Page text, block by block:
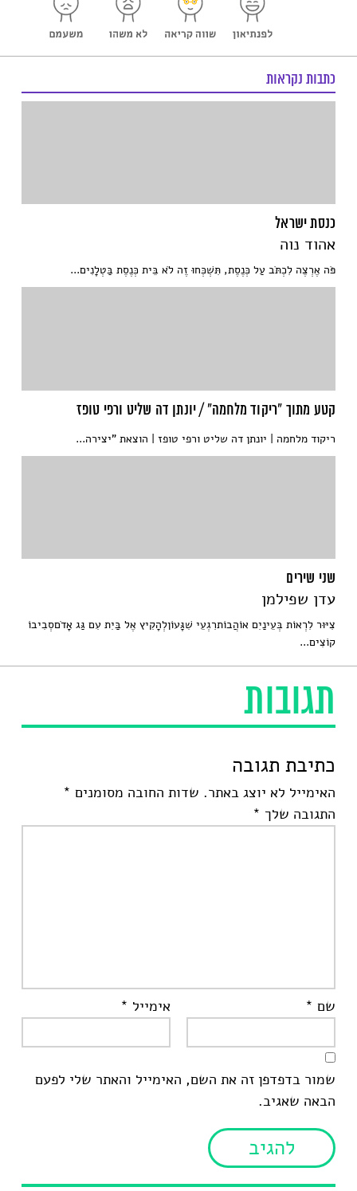
תגובות
כתיבת תגובה
האימייל לא יוצג באתר. שדות החובה מסומנים *
התגובה שלך *
שם * אימייל *
שמור בדפדפן זה את השם, האימייל והאתר שלי לפעם
הבאה שאגיב.
כתבות נקראות
כנסת ישראל
אהוד נוה
פֹּה אֶרְצֶה לִכְתֹּב עַל כְּנֶסֶת, תִּשְׁכְּחוּ זֶה לֹא בֵּית כְּנֶסֶת בַּטְלָנִים...
קטע מתוך "ריקוד מלחמה" / יונתן דה שליט ורפי טופז
ריקוד מלחמה | יונתן דה שליט ורפי טופז | הוצאת "יצירה...
שני שירים
עדן שפילמן
צִיּוּר לִרְאוֹת בְּעֵינַיִם אוֹהֲבוֹתרִגְעֵי שִׁגָּעוֹןלְהָקִיץ אֶל בַּיִת עִם גַּג אָדֹםסְבִיבוֹ
קוֹצִים...